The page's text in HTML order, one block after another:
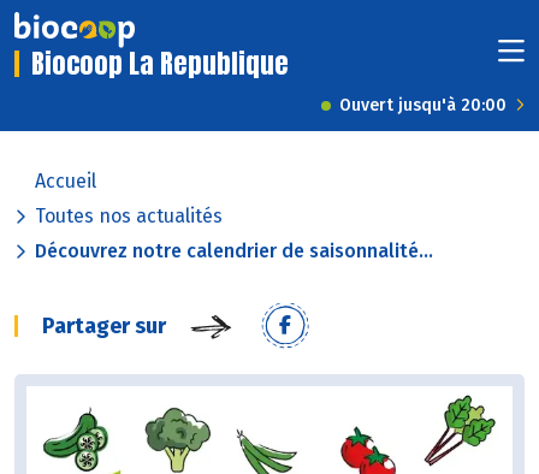
Biocoop La Republique
Ouvert jusqu'à 20:00
Accueil
Toutes nos actualités
Découvrez notre calendrier de saisonnalité...
Partager sur